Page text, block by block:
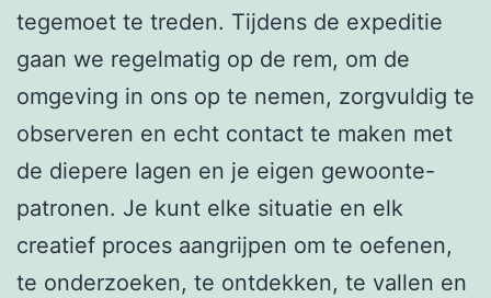
tegemoet te treden. Tijdens de expeditie
gaan we regelmatig op de rem, om de
omgeving in ons op te nemen, zorgvuldig te
observeren en echt contact te maken met
de diepere lagen en je eigen gewoonte-
patronen. Je kunt elke situatie en elk
creatief proces aangrijpen om te oefenen,
te onderzoeken, te ontdekken, te vallen en